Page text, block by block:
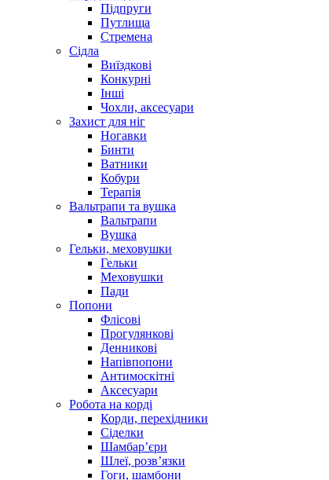
Підпруги
Путлища
Стремена
Сідла
Виїздкові
Конкурні
Інші
Чохли, аксесуари
Захист для ніг
Ногавки
Бинти
Ватники
Кобури
Терапія
Вальтрапи та вушка
Вальтрапи
Вушка
Гельки, меховушки
Гельки
Меховушки
Пади
Попони
Флісові
Прогулянкові
Денникові
Напівпопони
Антимоскітні
Аксесуари
Робота на корді
Корди, перехідники
Сіделки
Шамбар’єри
Шлеї, розв’язки
Гоги, шамбони